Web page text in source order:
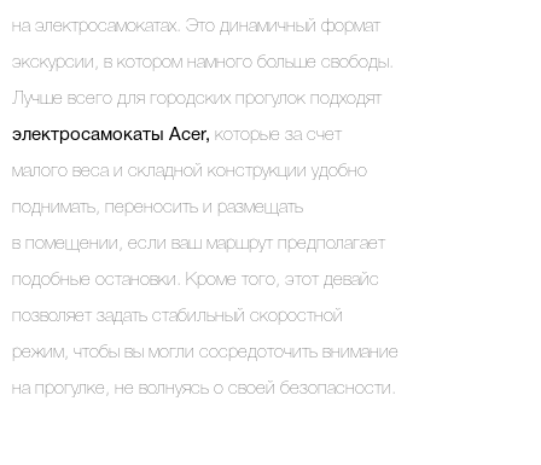
на электросамокатах. Это динамичный формат
экскурсии, в котором намного больше свободы.
Лучше всего для городских прогулок подходят
электросамокаты Acer, которые за счет
малого веса и складной конструкции удобно
поднимать, переносить и размещать
в помещении, если ваш маршрут предполагает
подобные остановки. Кроме того, этот девайс
позволяет задать стабильный скоростной
режим, чтобы вы могли сосредоточить внимание
на прогулке, не волнуясь о своей безопасности.